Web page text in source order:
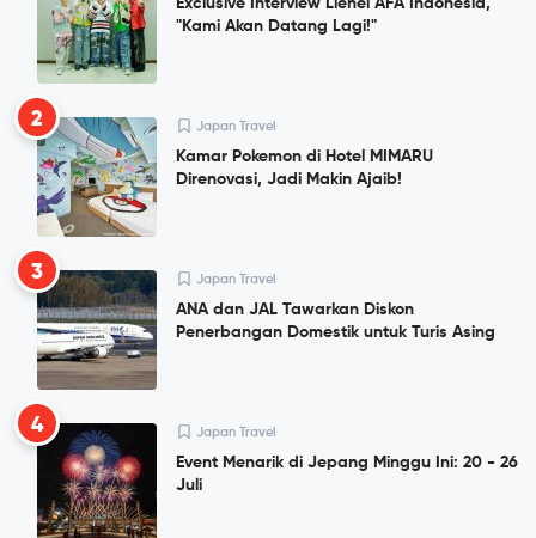
Exclusive Interview Lienel AFA Indonesia,
"Kami Akan Datang Lagi!"
2 Japan Travel
Kamar Pokemon di Hotel MIMARU
Direnovasi, Jadi Makin Ajaib!
3 Japan Travel
ANA dan JAL Tawarkan Diskon
Penerbangan Domestik untuk Turis Asing
4 Japan Travel
Event Menarik di Jepang Minggu Ini: 20 - 26
Juli